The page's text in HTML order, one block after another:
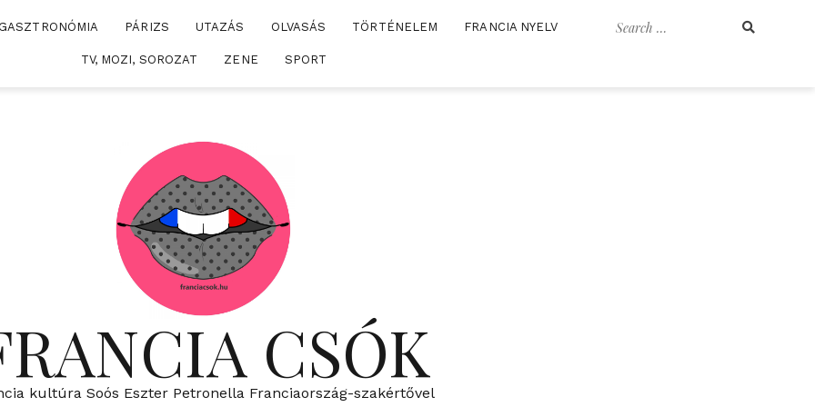
Search
GASZTRONÓMIA PÁRIZS UTAZÁS OLVASÁS TÖRTÉNELEM FRANCIA NYELV
TV, MOZI, SOROZAT ZENE SPORT
CSÓK
kultúra Soós Eszter Petronella Franciaország-szakértővel